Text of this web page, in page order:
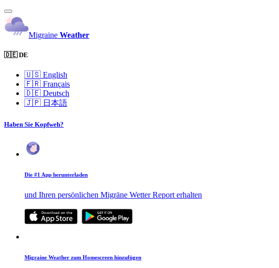
Migraine Weather
🇩🇪 DE
🇺🇸 English
🇫🇷 Français
🇩🇪 Deutsch
🇯🇵 日本語
Haben Sie Kopfweh?
Die #1 App herunterladen
und Ihren persönlichen Migräne Wetter Report erhalten
Migraine Weather zum Homescreen hinzufügen